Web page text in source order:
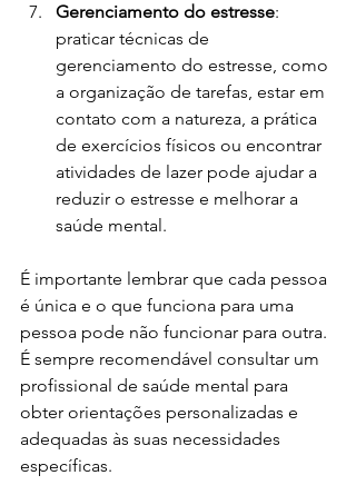
Gerenciamento do estresse:
praticar técnicas de
gerenciamento do estresse, como
a organização de tarefas, estar em
contato com a natureza, a prática
de exercícios físicos ou encontrar
atividades de lazer pode ajudar a
reduzir o estresse e melhorar a
saúde mental.
É importante lembrar que cada pessoa
é única e o que funciona para uma
pessoa pode não funcionar para outra.
É sempre recomendável consultar um
profissional de saúde mental para
obter orientações personalizadas e
adequadas às suas necessidades
específicas.